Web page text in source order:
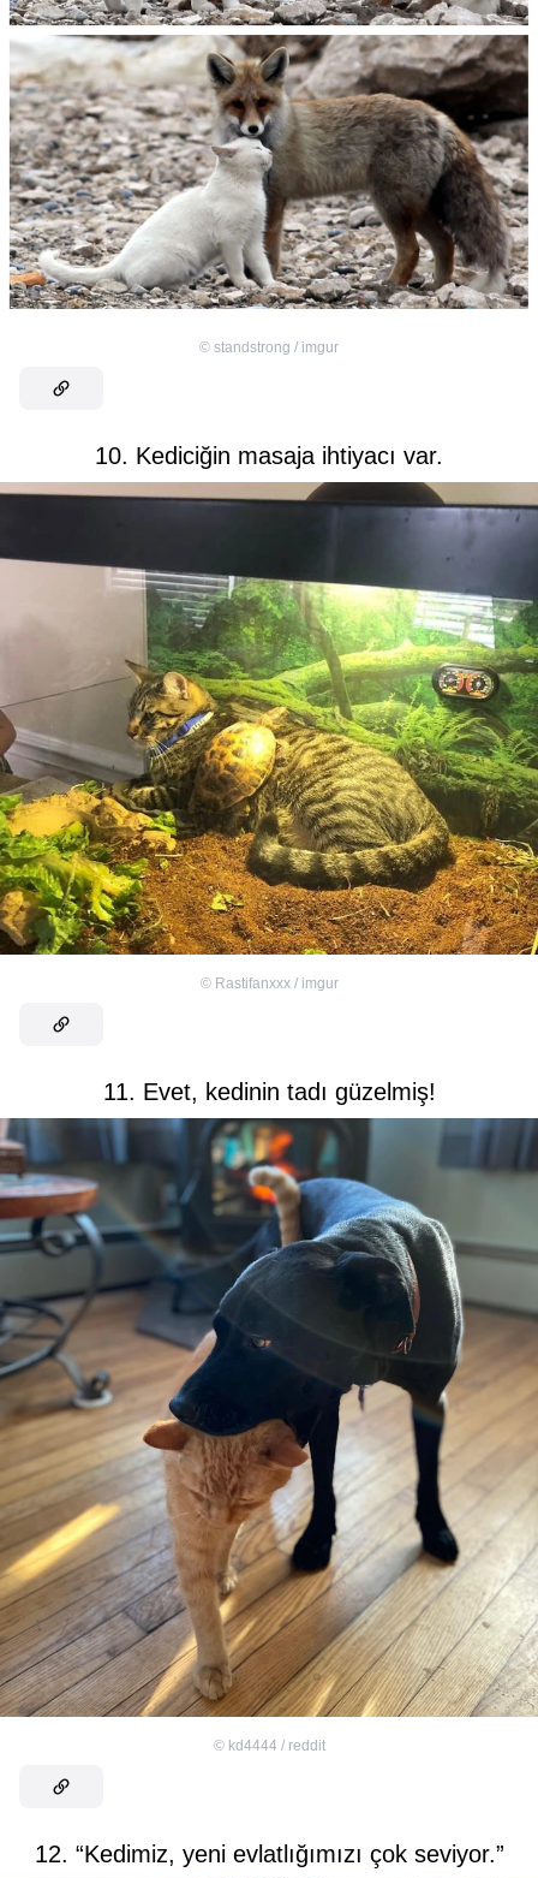
© standstrong / imgur
10. Kediciğin masaja ihtiyacı var.
© Rastifanxxx / imgur
11. Evet, kedinin tadı güzelmiş!
© kd4444 / reddit
12. “Kedimiz, yeni evlatlığımızı çok seviyor.”